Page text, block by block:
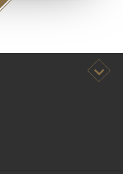
Ouvrir